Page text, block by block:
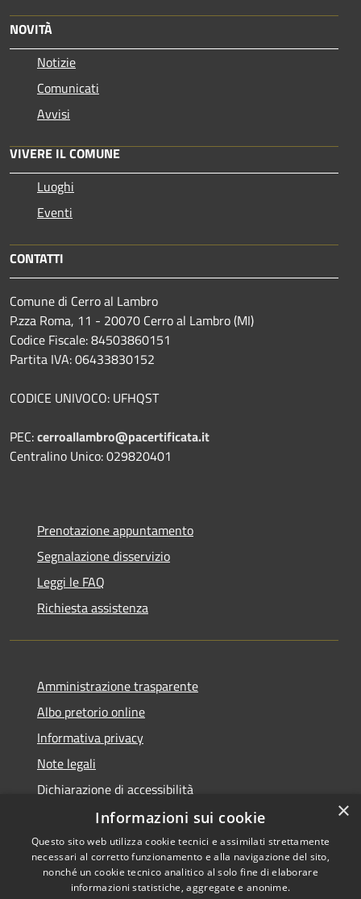
NOVITÀ
Notizie
Comunicati
Avvisi
VIVERE IL COMUNE
Luoghi
Eventi
CONTATTI
Comune di Cerro al Lambro
P.zza Roma, 11 - 20070 Cerro al Lambro (MI)
Codice Fiscale: 84503860151
Partita IVA: 06433830152
CODICE UNIVOCO: UFHQST
PEC:cerroallambro@pacertificata.it
Centralino Unico: 029820401
Prenotazione appuntamento
Segnalazione disservizio
Leggi le FAQ
Richiesta assistenza
Amministrazione trasparente
Albo pretorio online
Informativa privacy
Note legali
Dichiarazione di accessibilità
Accessibilità
Copyright © 2026 • Comune di
Cerro al Lambro • Powered by
×
Informazioni sui cookie
Questo sito web utilizza cookie tecnici e assimilati strettamente
necessari al corretto funzionamento e alla navigazione del sito,
nonché un cookie tecnico analitico al solo fine di elaborare
informazioni statistiche, aggregate e anonime.